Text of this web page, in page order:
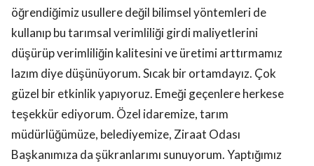
öğrendiğimiz usullere değil bilimsel yöntemleri de
kullanıp bu tarımsal verimliliği girdi maliyetlerini
düşürüp verimliliğin kalitesini ve üretimi arttırmamız
lazım diye düşünüyorum. Sıcak bir ortamdayız. Çok
güzel bir etkinlik yapıyoruz. Emeği geçenlere herkese
teşekkür ediyorum. Özel idaremize, tarım
müdürlüğümüze, belediyemize, Ziraat Odası
Başkanımıza da şükranlarımı sunuyorum. Yaptığımız